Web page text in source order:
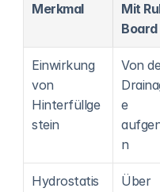
Merkmal
Mit
Board
Einwirkung
von
Hinterfüllge
stein
Von
e
n
Hydrostatis
Über